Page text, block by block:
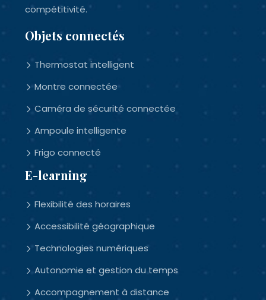
compétitivité.
Objets connectés
Thermostat intelligent
Montre connectée
Caméra de sécurité connectée
Ampoule intelligente
Frigo connecté
E-learning
Flexibilité des horaires
Accessibilité géographique
Technologies numériques
Autonomie et gestion du temps
Accompagnement à distance